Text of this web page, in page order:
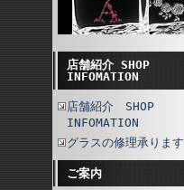
店舗紹介 SHOP
INFOMATION
店舗紹介 SHOP
INFOMATION
グラスの修理承ります
ご案内